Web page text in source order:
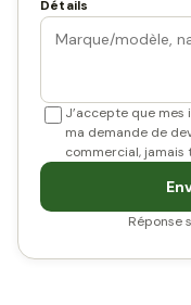
Détails
J’accepte que
ma demande de
commercial, jamais
Réponse